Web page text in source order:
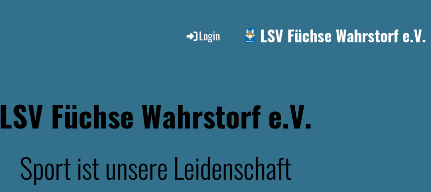
Login LSV Füchse Wahrstorf e.V.
LSV Füchse Wahrstorf e.V.
Sport ist unsere Leidenschaft